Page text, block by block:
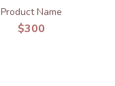
Product Name
$300